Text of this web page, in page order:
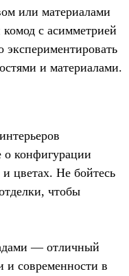
или материалами
с асимметрией
и материалами.
о конфигурации
и цветах. Не бойтесь
чтобы
— отличный
и современности в